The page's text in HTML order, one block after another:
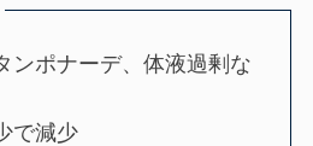
ンポナーデ、体液過剰な
で減少